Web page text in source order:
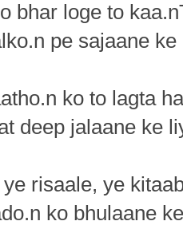
bhar loge to
pe sajaane
ko to lagta
deep jalaane ke
risaale, ye
ko bhulaane